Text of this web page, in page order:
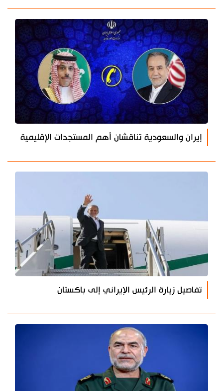
إيران والسعودية تناقشان أهم المستجدات الإقليمية
تفاصيل زيارة الرئيس الإيراني إلى باكستان